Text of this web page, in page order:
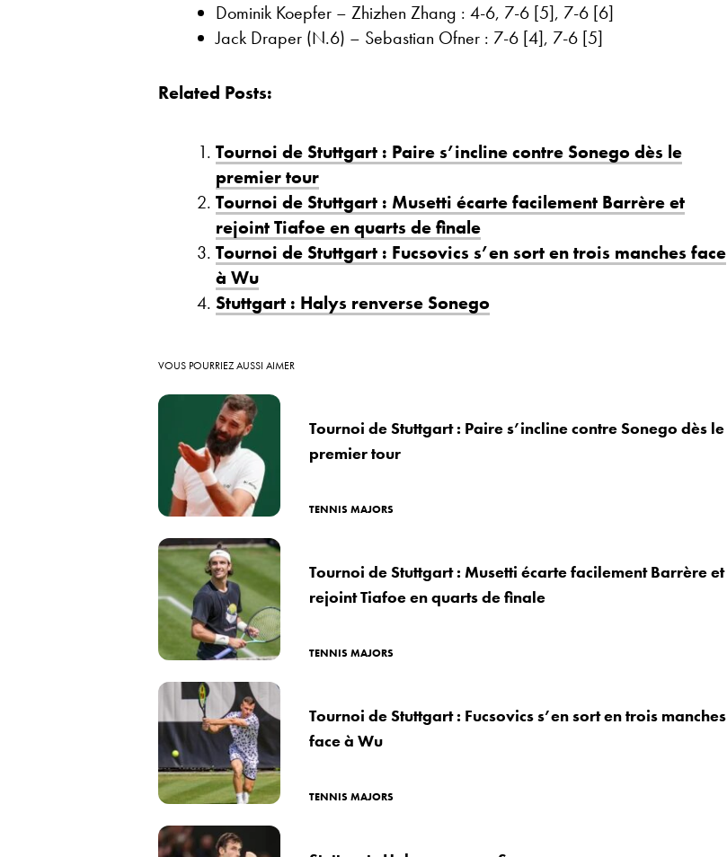
Dominik Koepfer – Zhizhen Zhang : 4-6, 7-6 [5], 7-6 [6]
Jack Draper (N.6) – Sebastian Ofner : 7-6 [4], 7-6 [5]
Related Posts:
Tournoi de Stuttgart : Paire s’incline contre Sonego dès le
premier tour
Tournoi de Stuttgart : Musetti écarte facilement Barrère et
rejoint Tiafoe en quarts de finale
Tournoi de Stuttgart : Fucsovics s’en sort en trois manches face
à Wu
Stuttgart : Halys renverse Sonego
VOUS POURRIEZ AUSSI AIMER
Tournoi de Stuttgart : Paire s’incline contre Sonego dès le
premier tour
TENNIS MAJORS
Tournoi de Stuttgart : Musetti écarte facilement Barrère et
rejoint Tiafoe en quarts de finale
TENNIS MAJORS
Tournoi de Stuttgart : Fucsovics s’en sort en trois manches
face à Wu
TENNIS MAJORS